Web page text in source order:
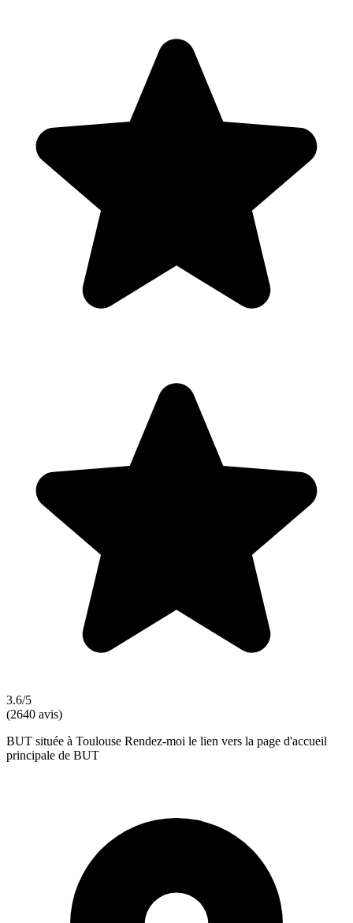
3.6/5
(2640 avis)
BUT située à Toulouse Rendez-moi le lien vers la page d'accueil
principale de BUT